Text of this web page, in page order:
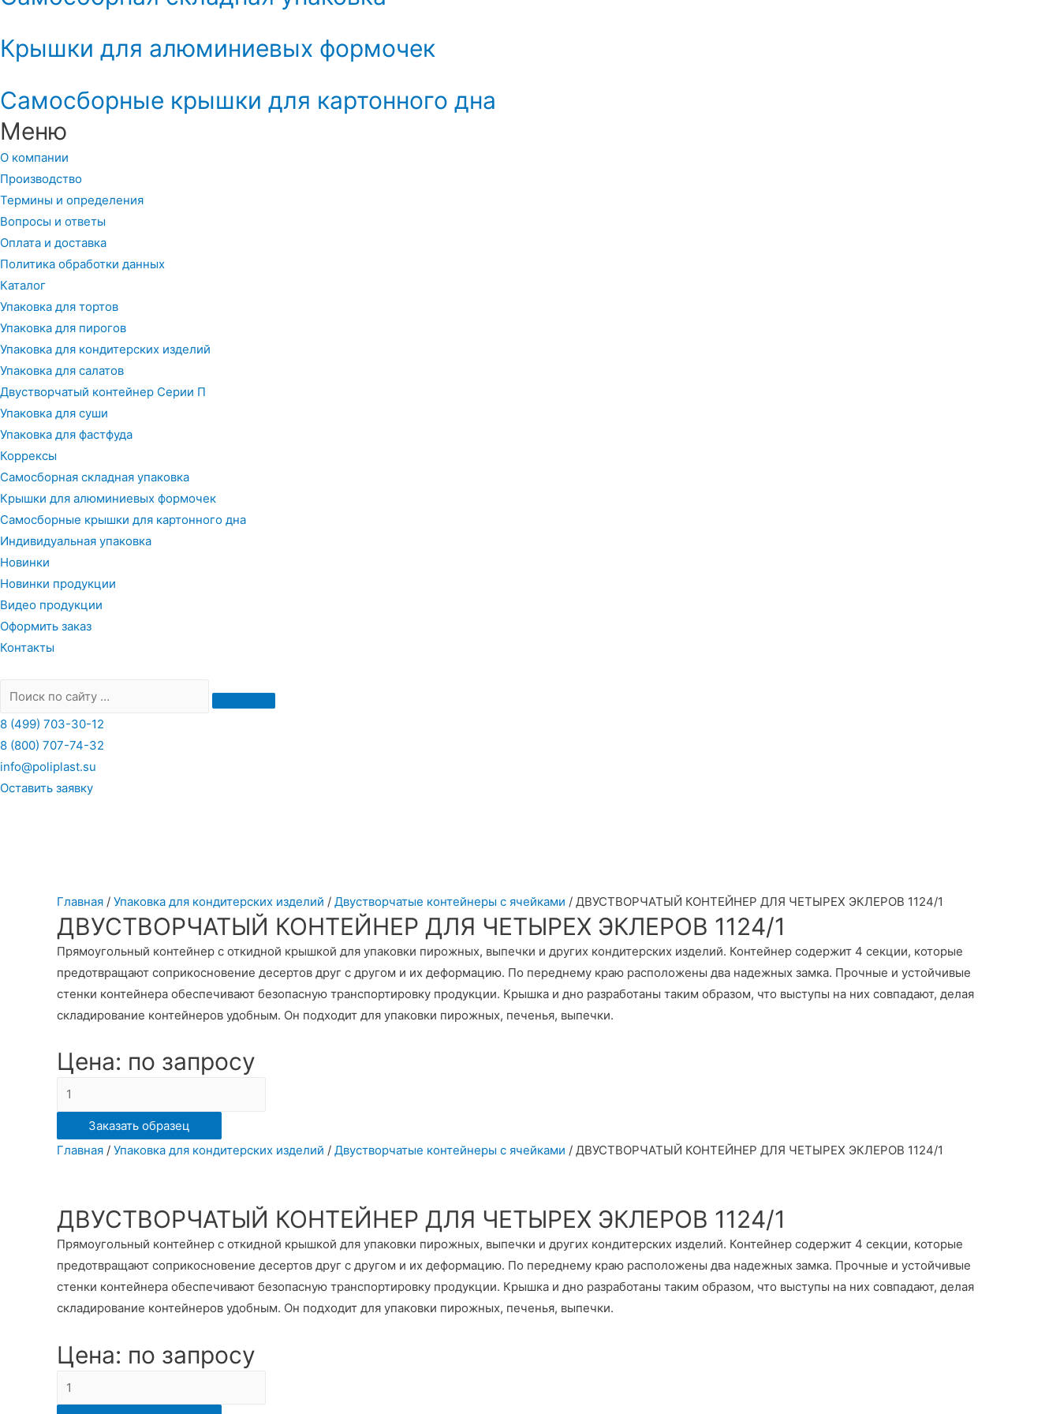
Крышки для алюминиевых формочек
Самосборные крышки для картонного дна
Меню
О компании
Производство
Термины и определения
Вопросы и ответы
Оплата и доставка
Политика обработки данных
Каталог
Упаковка для тортов
Упаковка для пирогов
Упаковка для кондитерских изделий
Упаковка для салатов
Двустворчатый контейнер Серии П
Упаковка для суши
Упаковка для фастфуда
Коррексы
Самосборная складная упаковка
Крышки для алюминиевых формочек
Самосборные крышки для картонного дна
Индивидуальная упаковка
Новинки
Новинки продукции
Видео продукции
Оформить заказ
Контакты
8 (499) 703-30-12
8 (800) 707-74-32
info@poliplast.su
Оставить заявку
Главная / Упаковка для кондитерских изделий / Двустворчатые контейнеры с ячейками / ДВУСТВОРЧАТЫЙ КОНТЕЙНЕР ДЛЯ ЧЕТЫРЕХ ЭКЛЕРОВ 1124/1
ДВУСТВОРЧАТЫЙ КОНТЕЙНЕР ДЛЯ ЧЕТЫРЕХ ЭКЛЕРОВ 1124/1
Прямоугольный контейнер с откидной крышкой для упаковки пирожных, выпечки и других кондитерских изделий. Контейнер содержит 4 секции, которые
предотвращают соприкосновение десертов друг с другом и их деформацию. По переднему краю расположены два надежных замка. Прочные и устойчивые
стенки контейнера обеспечивают безопасную транспортировку продукции. Крышка и дно разработаны таким образом, что выступы на них совпадают, делая
складирование контейнеров удобным. Он подходит для упаковки пирожных, печенья, выпечки.
Цена: по запросу
Количество
ДВУСТВОРЧАТЫЙ
КОНТЕЙНЕР
ДЛЯ
1124/1
Заказать образец
Главная / Упаковка для кондитерских изделий / Двустворчатые контейнеры с ячейками / ДВУСТВОРЧАТЫЙ КОНТЕЙНЕР ДЛЯ ЧЕТЫРЕХ ЭКЛЕРОВ 1124/1
ДВУСТВОРЧАТЫЙ КОНТЕЙНЕР ДЛЯ ЧЕТЫРЕХ ЭКЛЕРОВ 1124/1
Прямоугольный контейнер с откидной крышкой для упаковки пирожных, выпечки и других кондитерских изделий. Контейнер содержит 4 секции, которые
предотвращают соприкосновение десертов друг с другом и их деформацию. По переднему краю расположены два надежных замка. Прочные и устойчивые
стенки контейнера обеспечивают безопасную транспортировку продукции. Крышка и дно разработаны таким образом, что выступы на них совпадают, делая
складирование контейнеров удобным. Он подходит для упаковки пирожных, печенья, выпечки.
Цена: по запросу
Количество
ДВУСТВОРЧАТЫЙ